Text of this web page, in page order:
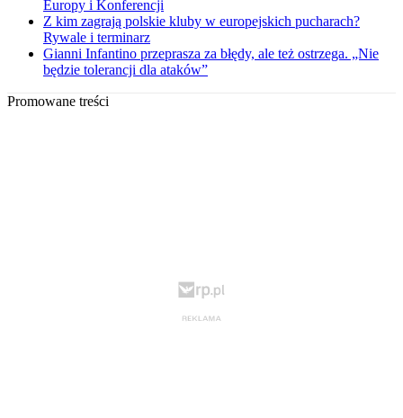
Europy i Konferencji
Z kim zagrają polskie kluby w europejskich pucharach?
Rywale i terminarz
Gianni Infantino przeprasza za błędy, ale też ostrzega. „Nie
będzie tolerancji dla ataków”
Promowane treści